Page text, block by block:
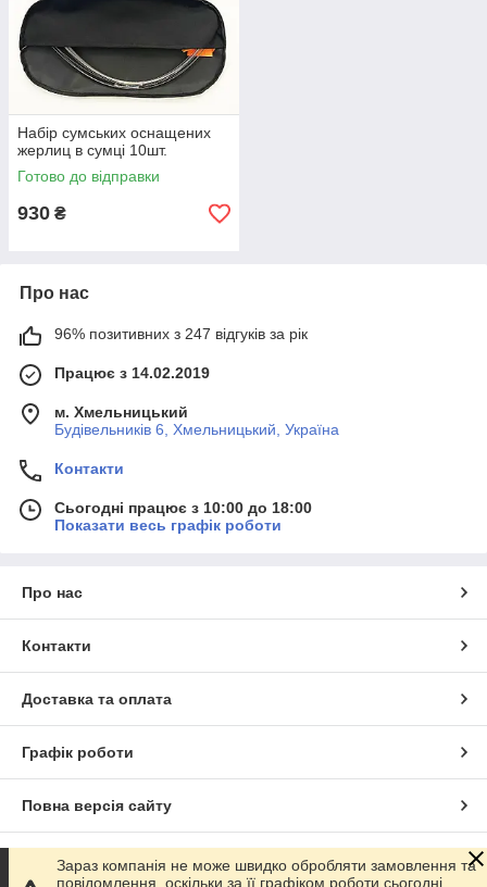
Набір сумських оснащених
жерлиц в сумці 10шт.
Готово до відправки
930 ₴
Про нас
96% позитивних з 247 відгуків за рік
Працює з 14.02.2019
м. Хмельницький
Будівельників 6, Хмельницький, Україна
Контакти
Сьогодні працює з 10:00 до 18:00
Показати весь графік роботи
Про нас
Контакти
Доставка та оплата
Графік роботи
Повна версія сайту
Сайт створено на маркетплейсі Prom.ua
Зараз компанія не може швидко обробляти замовлення та
повідомлення, оскільки за її графіком роботи сьогодні